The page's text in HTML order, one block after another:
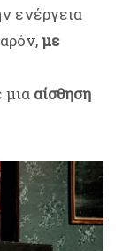
ενέργεια
με
μια αίσθηση